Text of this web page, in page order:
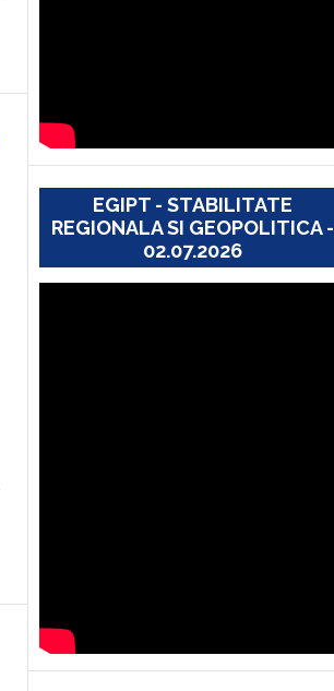
EGIPT - STABILITATE
REGIONALA SI GEOPOLITICA -
02.07.2026